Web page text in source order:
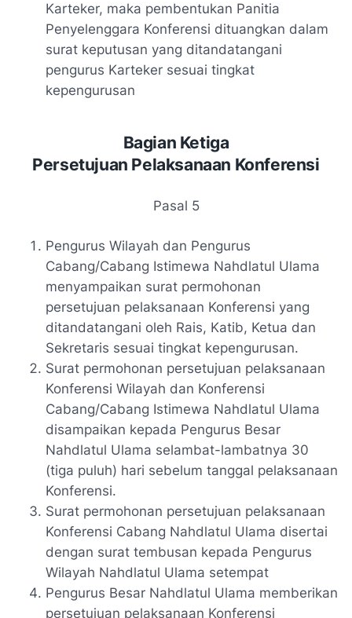
Karteker, maka pembentukan Panitia
Penyelenggara Konferensi dituangkan dalam
surat keputusan yang ditandatangani
pengurus Karteker sesuai tingkat
kepengurusan
Bagian Ketiga
Persetujuan Pelaksanaan Konferensi
Pasal 5
Pengurus Wilayah dan Pengurus
Cabang/Cabang Istimewa Nahdlatul Ulama
menyampaikan surat permohonan
persetujuan pelaksanaan Konferensi yang
ditandatangani oleh Rais, Katib, Ketua dan
Sekretaris sesuai tingkat kepengurusan.
Surat permohonan persetujuan pelaksanaan
Konferensi Wilayah dan Konferensi
Cabang/Cabang Istimewa Nahdlatul Ulama
disampaikan kepada Pengurus Besar
Nahdlatul Ulama selambat-lambatnya 30
(tiga puluh) hari sebelum tanggal pelaksanaan
Konferensi.
Surat permohonan persetujuan pelaksanaan
Konferensi Cabang Nahdlatul Ulama disertai
dengan surat tembusan kepada Pengurus
Wilayah Nahdlatul Ulama setempat
Pengurus Besar Nahdlatul Ulama memberikan
persetujuan pelaksanaan Konferensi